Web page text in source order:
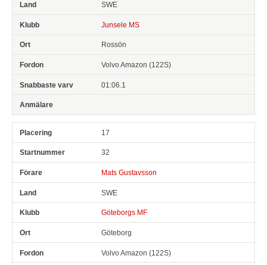
SWE
Junsele MS
Rossön
Volvo Amazon (122S)
01:06.1
17
32
Mats Gustavsson
SWE
Göteborgs MF
Göteborg
Volvo Amazon (122S)